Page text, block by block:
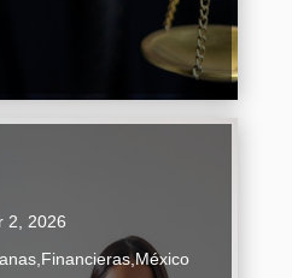
2, 2026
Financieras,México